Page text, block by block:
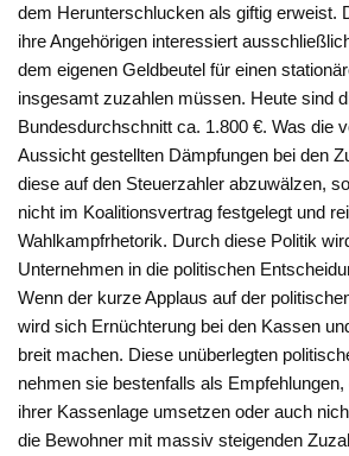
dem Herunterschlucken als giftig erweist.
ihre Angehörigen interessiert
dem eigenen Geldbeutel für einen
insgesamt zuzahlen müssen. Heute sind
Bundesdurchschnitt ca. 1.800 €. Was die
Aussicht gestellten Dämpfungen bei den
diese auf den Steuerzahler abzuwälzen,
nicht im Koalitionsvertrag festgelegt und
Wahlkampfrhetorik. Durch diese Politik
Unternehmen in die politischen
Wenn der kurze Applaus auf der
wird sich Ernüchterung bei den Kassen
breit machen. Diese unüberlegten
nehmen sie bestenfalls als
ihrer Kassenlage umsetzen oder auch
die Bewohner mit massiv steigenden